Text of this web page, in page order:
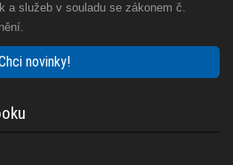
a služeb v souladu se zákonem č.
novinky!